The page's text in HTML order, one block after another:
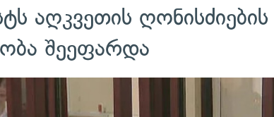
აღკვეთის
შეეფარდა